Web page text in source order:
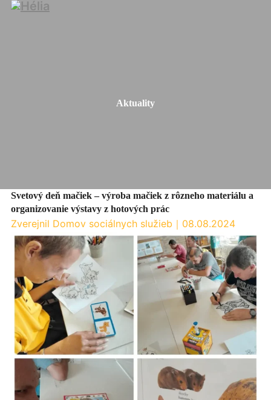
Aktuality
Svetový deň mačiek – výroba mačiek z rôzneho materiálu a
organizovanie výstavy z hotových prác
Zverejnil Domov sociálnych služieb ｜ 08.08.2024